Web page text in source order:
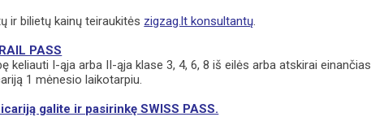
ir bilietų kainų teiraukitės zigzag.lt konsultantų.
PASS
keliauti I-ąja arba II-ąja klase 3, 4, 6, 8 iš eilės arba atskirai einančias
1 mėnesio laikotarpiu.
galite ir pasirinkę SWISS PASS.